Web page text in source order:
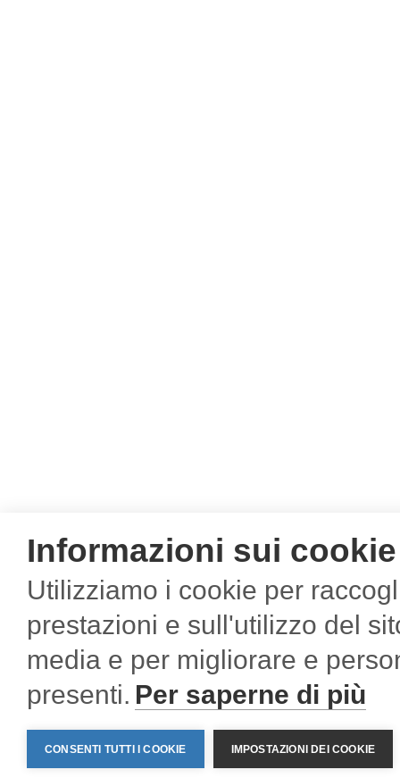
Products / Wireless applications applications
WMBUS and Protocol Converters
Contacts
Sartelco Sistemi S.r.l.
Via Torri Bianche, 1
20871 Vimercate (MB) - Italy
Tel +39-039-62905.1
Fax +39-039-62905.99
info@sartelco.it
C. F.,
Informazioni sui
Utilizziamo i cookie per
prestazioni e sull'utilizzo del
media e per migliorare e
presenti. Per saperne di più
CONSENTI TUTTI I COOKIE IMPOSTAZIONI DEI COOKIE